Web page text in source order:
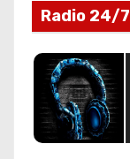
Radio 24/7